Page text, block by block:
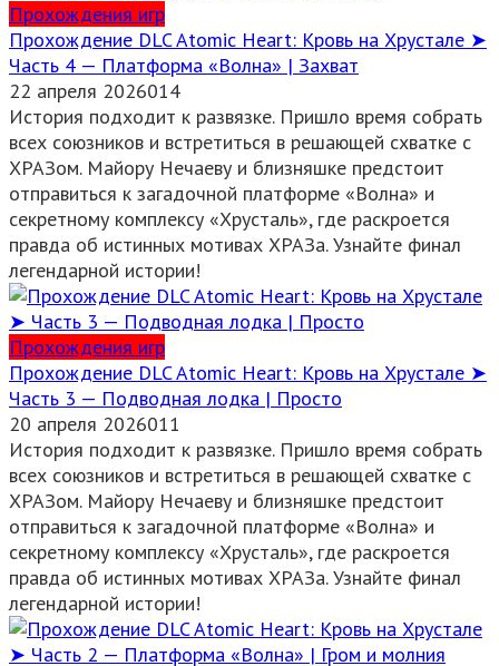
Прохождения игр
Прохождение DLC Atomic Heart: Кровь на Хрустале ➤
Часть 4 — Платформа «Волна» | Захват
22 апреля 2026014
История подходит к развязке. Пришло время собрать
всех союзников и встретиться в решающей схватке с
ХРАЗом. Майору Нечаеву и близняшке предстоит
отправиться к загадочной платформе «Волна» и
секретному комплексу «Хрусталь», где раскроется
правда об истинных мотивах ХРАЗа. Узнайте финал
легендарной истории!
Прохождения игр
Прохождение DLC Atomic Heart: Кровь на Хрустале ➤
Часть 3 — Подводная лодка | Просто
20 апреля 2026011
История подходит к развязке. Пришло время собрать
всех союзников и встретиться в решающей схватке с
ХРАЗом. Майору Нечаеву и близняшке предстоит
отправиться к загадочной платформе «Волна» и
секретному комплексу «Хрусталь», где раскроется
правда об истинных мотивах ХРАЗа. Узнайте финал
легендарной истории!